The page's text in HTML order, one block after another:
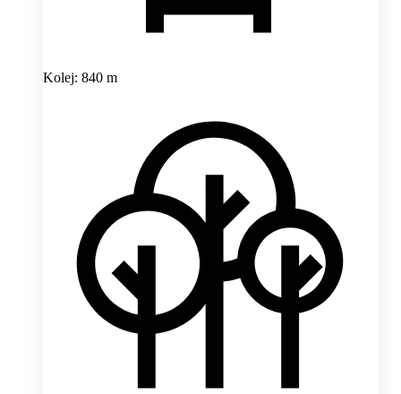
Kolej: 840 m